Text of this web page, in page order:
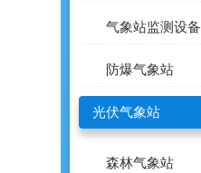
气象站监测设备
防爆气象站
光伏气象站
森林气象站